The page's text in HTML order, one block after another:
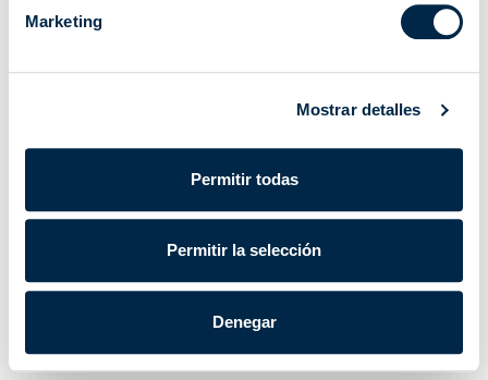
Marketing
Mostrar detalles
Permitir todas
Permitir la selección
Denegar
Cherubini S.p.A. | CIF/NIF IT 00622080984 |
Datos corporativos | Política de privacidad | Cookie